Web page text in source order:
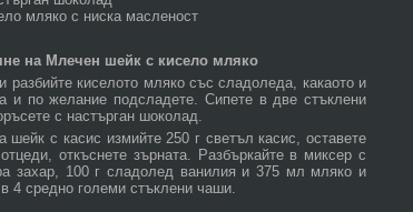
мляко с ниска масленост
на Млечен шейк с кисело мляко
разбийте киселото мляко със сладоледа, какаото и
и по желание подсладете. Сипете в две стъклени
с настърган шоколад.
шейк с касис измийте 250 г светъл касис, оставете
откъснете зърната. Разбъркайте в миксер с
захар, 100 г сладолед ванилия и 375 мл мляко и
в 4 средно големи стъклени чаши.